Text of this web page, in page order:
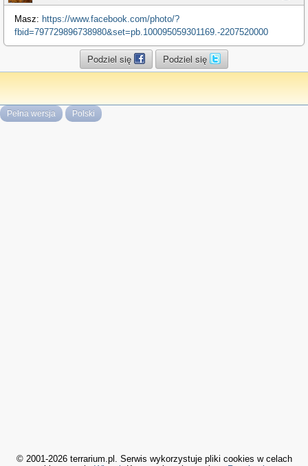
Masz: https://www.facebook.com/photo/?
fbid=797729896738980&set=pb.100095059301169.-2207520000
Podziel się Podziel się
Pełna wersja Polski
© 2001-2026 terrarium.pl. Serwis wykorzystuje pliki cookies w celach